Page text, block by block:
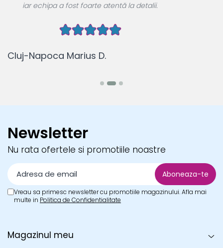
Cluj-Napoca Marius D.
iar echipa a fost foarte atentă la detalii.
Newsletter
Nu rata ofertele si promotiile noastre
Vreau sa primesc newsletter cu promotiile magazinului. Afla mai
multe in Politica de Confidentialitate
Magazinul meu